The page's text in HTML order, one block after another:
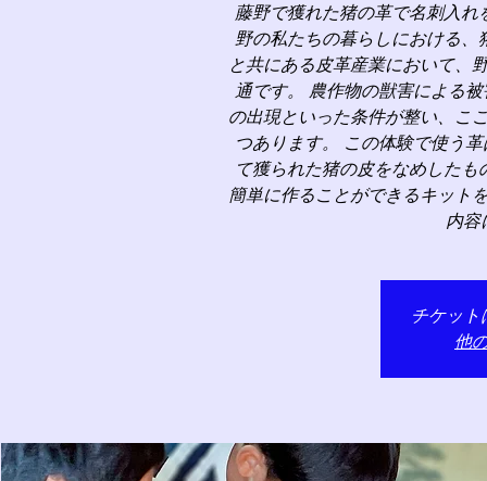
藤野で獲れた猪の革で名刺入
野の私たちの暮らしにおける
と共にある皮革産業において、
通です。 農作物の獣害による
の出現といった条件が整い、こ
つあります。 この体験で使う
て獲られた猪の皮をなめした
簡単に作ることができるキット
内容
チケット
他